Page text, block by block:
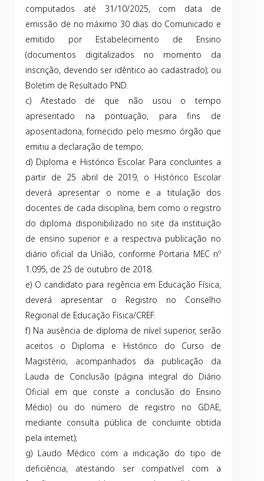
computados até 31/10/2025, com data de
emissão de no máximo 30 dias do Comunicado e
emitido por Estabelecimento de Ensino
(documentos digitalizados no momento da
inscrição, devendo ser idêntico ao cadastrado); ou
Boletim de Resultado PND.
c) Atestado de que não usou o tempo
apresentado na pontuação, para fins de
aposentadoria, fornecido pelo mesmo órgão que
emitiu a declaração de tempo;
d) Diploma e Histórico Escolar. Para concluintes a
partir de 25 abril de 2019, o Histórico Escolar
deverá apresentar o nome e a titulação dos
docentes de cada disciplina, bem como o registro
do diploma disponibilizado no site da instituição
de ensino superior e a respectiva publicação no
diário oficial da União, conforme Portaria MEC nº
1.095, de 25 de outubro de 2018.
e) O candidato para regência em Educação Física,
deverá apresentar o Registro no Conselho
Regional de Educação Física/CREF.
f) Na ausência de diploma de nível superior, serão
aceitos o Diploma e Histórico do Curso de
Magistério, acompanhados da publicação da
Lauda de Conclusão (página integral do Diário
Oficial em que conste a conclusão do Ensino
Médio) ou do número de registro no GDAE,
mediante consulta pública de concluinte obtida
pela internet);
g) Laudo Médico com a indicação do tipo de
deficiência, atestando ser compatível com a